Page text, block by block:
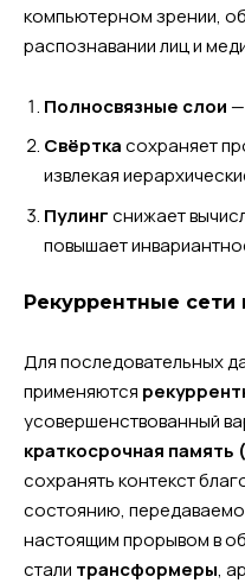
компьютерном зрении,
распознавании лиц и
Полносвязные слои
Свёрткасохраняет
извлекая
Пулингснижает
повышает
Рекуррентные
Для последовательных
применяются
усовершенствованный
краткосрочная память
сохранять контекст
состоянию,
настоящим прорывом в
стали трансформеры,